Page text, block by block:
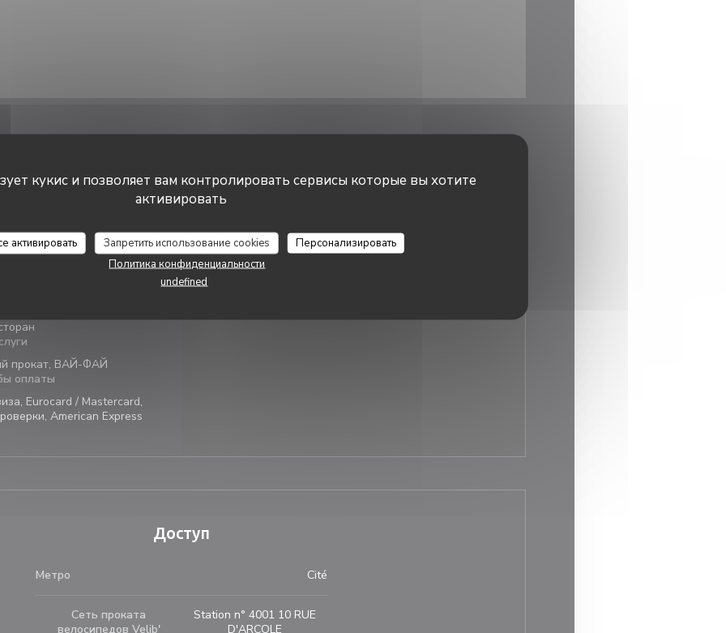
кукис и позволяет вам контролировать сервисы которые вы хотите
активировать
активировать Запретить использование cookies
Персонализировать
Политика конфиденциальности
undefined
прокат, ВАЙ-ФАЙ
оплаты
Eurocard / Mastercard,
American Express
Часы работы
Доступ
Метро Cité
Сеть проката
велосипедов Velib'
Station n° 4001 10 RUE
D'ARCOLE